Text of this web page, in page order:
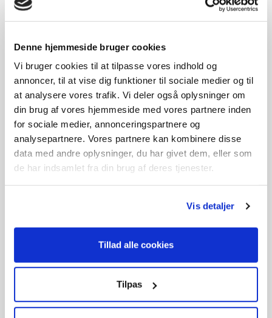
Denne hjemmeside bruger cookies
Vi bruger cookies til at tilpasse vores indhold og
annoncer, til at vise dig funktioner til sociale medier og til
at analysere vores trafik. Vi deler også oplysninger om
din brug af vores hjemmeside med vores partnere inden
for sociale medier, annonceringspartnere og
analysepartnere. Vores partnere kan kombinere disse
data med andre oplysninger, du har givet dem, eller som
de har indsamlet fra din brug af deres tjenester.
Vis detaljer
Tillad alle cookies
Tilpas
Havehandsker str. 10/XL
(Sæt med 12 par)
120,-
På lager
Beskærersaks Lux
59,-
På lager